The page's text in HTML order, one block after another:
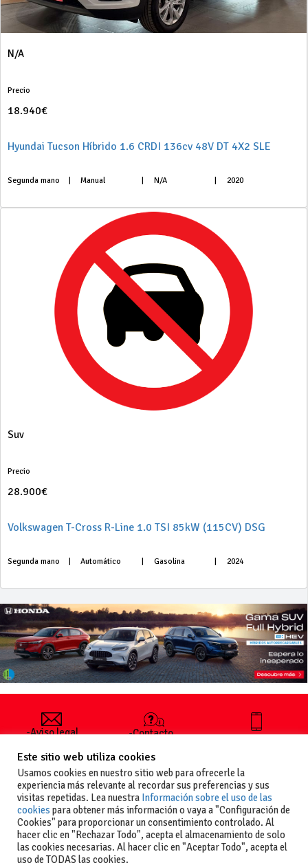
N/A
Precio
18.940€
Hyundai Tucson Híbrido 1.6 CRDI 136cv 48V DT 4X2 SLE
Segunda mano Manual N/A 2020
Suv
Precio
28.900€
Volkswagen T-Cross R-Line 1.0 TSI 85kW (115CV) DSG
Segunda mano Automático Gasolina 2024
-Aviso legal
generales
de uso
-Política de
privacidad
-Política de
cookies
-Contacto
publicar un
anuncio
-Vende+
+34 627 35
Este sitio web utiliza cookies
Usamos cookies en nuestro sitio web para ofrecerle la
experiencia más relevante al recordar sus preferencias y sus
visitas repetidas. Lea nuestra Información sobre el uso de las
cookies para obtener más información o vaya a "Configuración de
Cookies" para proporcionar un consentimiento controlado. Al
hacer clic en "Rechazar Todo", acepta el almacenamiento de solo
las cookies necesarias. Al hacer clic en "Aceptar Todo", acepta el
uso de TODAS las cookies.